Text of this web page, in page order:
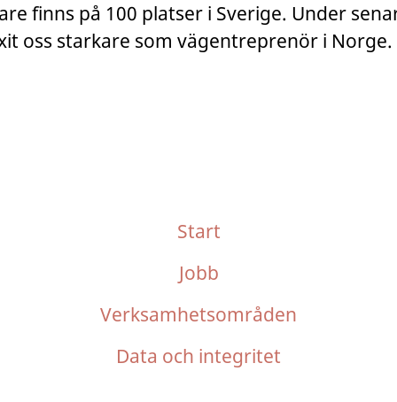
finns på 100 platser i Sverige. Under
oss starkare som vägentreprenör i Norge.
Start
Jobb
Verksamhetsområden
Data och integritet